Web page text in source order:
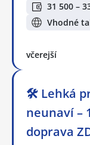
31 500 –
Vhodné
včerejší
🛠️ Lehká
neunaví –
doprava